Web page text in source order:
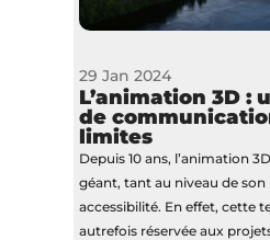
29 Jan 2024
L’animation 3D :
de
limites
Depuis 10 ans, l’animation
géant, tant au niveau de
accessibilité. En effet, cette
autrefois réservée aux